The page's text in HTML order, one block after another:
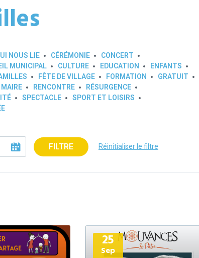
NOUS LIE CÉRÉMONIE
CONCERT
MUNICIPAL CULTURE EDUCATION
ENFANTS
FÊTE DE VILLAGE FORMATION
GRATUIT
MAIRE RENCONTRE
RÉSURGENCE
SPECTACLE
SPORT ET LOISIRS
FILTRE Réinitialiser le filtre
25
Sep
Plus
d'informations